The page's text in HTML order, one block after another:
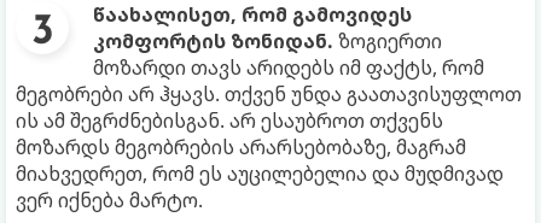
წაახალისეთ, რომ გამოვიდეს
კომფორტის ზონიდან. ზოგიერთი
მოზარდი თავს არიდებს იმ ფაქტს, რომ
მეგობრები არ ჰყავს. თქვენ უნდა გაათავისუფლოთ
ის ამ შეგრძნებისგან. არ ესაუბროთ თქვენს
მოზარდს მეგობრების არარსებობაზე, მაგრამ
მიახვედრეთ, რომ ეს აუცილებელია და მუდმივად
ვერ იქნება მარტო.